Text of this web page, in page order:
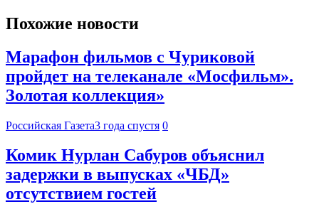
Похожие новости
Марафон фильмов с Чуриковой
пройдет на телеканале «Мосфильм».
Золотая коллекция»
Российская Газета3 года спустя 0
Комик Нурлан Сабуров объяснил
задержки в выпусках «ЧБД»
отсутствием гостей